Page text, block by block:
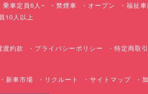
乗車定員6人~ 禁煙車 オープン 福祉車
10人以上
渡約款 プライバシーポリシー 特定商取
新車市場 リクルート サイトマップ